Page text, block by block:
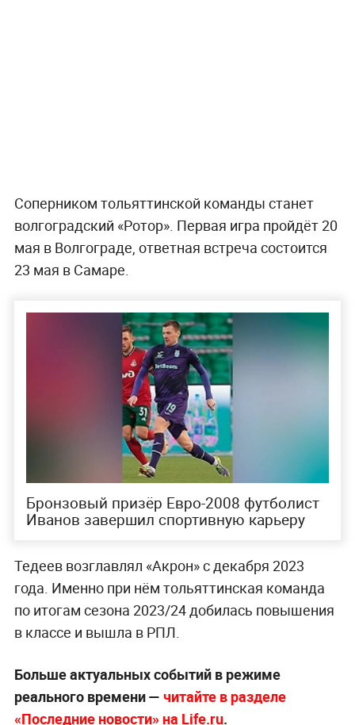
Соперником тольяттинской команды станет
волгоградский «Ротор». Первая игра пройдёт 20
мая в Волгограде, ответная встреча состоится
23 мая в Самаре.
Бронзовый призёр Евро-2008 футболист
Иванов завершил спортивную карьеру
Тедеев возглавлял «Акрон» с декабря 2023
года. Именно при нём тольяттинская команда
по итогам сезона 2023/24 добилась повышения
в классе и вышла в РПЛ.
Больше актуальных событий в режиме
реального времени — читайте в разделе
«Последние новости» на Life.ru.